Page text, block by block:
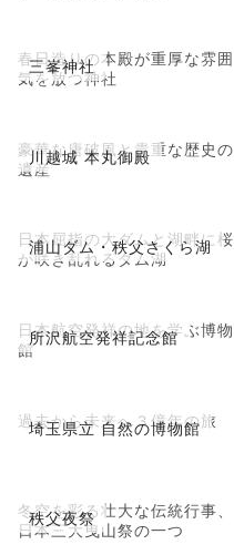
三峯神社
春日造りの本殿が重厚な雰囲
気を放つ神社
川越城 本丸御殿
豪華な唐破風と貴重な歴史の
遺産
浦山ダム・秩父さくら湖
日本屈指の大ダムと湖畔に桜
が咲き乱れるダム湖
所沢航空発祥記念館
日本航空発祥の地を学ぶ博物
館
埼玉県立 自然の博物館
過去から未来へ３億年の旅
秩父夜祭
冬空を彩る壮大な伝統行事、
日本三大曳山祭の一つ